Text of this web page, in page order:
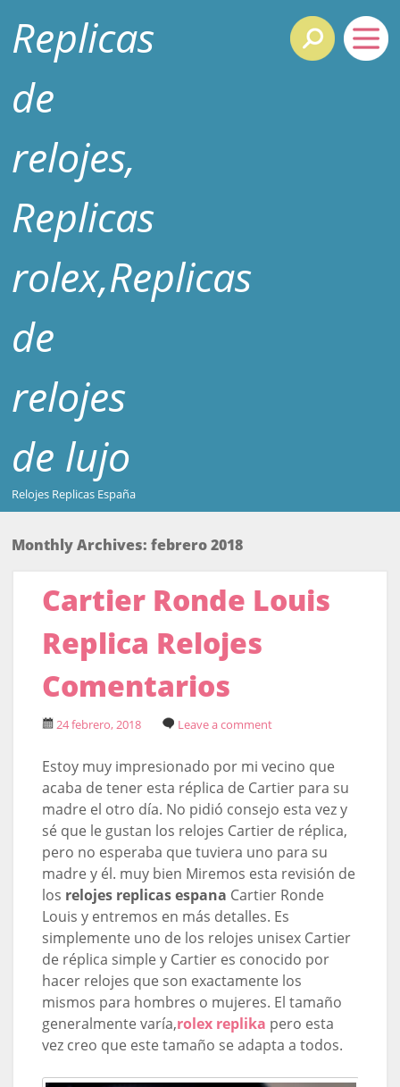
Replicas
de
relojes,
Replicas
rolex,Replicas
de
relojes
de lujo
Relojes Replicas España
Monthly Archives: febrero 2018
Cartier Ronde Louis
Replica Relojes
Comentarios
24 febrero, 2018 Leave a comment
Estoy muy impresionado por mi vecino que
acaba de tener esta réplica de Cartier para su
madre el otro día. No pidió consejo esta vez y
sé que le gustan los relojes Cartier de réplica,
pero no esperaba que tuviera uno para su
madre y él. muy bien Miremos esta revisión de
los relojes replicas espana Cartier Ronde
Louis y entremos en más detalles. Es
simplemente uno de los relojes unisex Cartier
de réplica simple y Cartier es conocido por
hacer relojes que son exactamente los
mismos para hombres o mujeres. El tamaño
generalmente varía,rolex replika pero esta
vez creo que este tamaño se adapta a todos.